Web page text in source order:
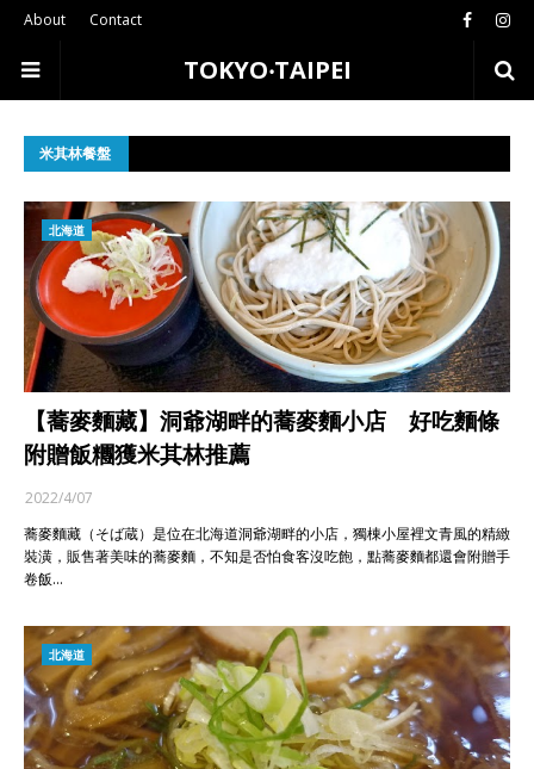
About Contact
TOKYO‧TAIPEI
米其林餐盤
北海道
【蕎麥麵藏】洞爺湖畔的蕎麥麵小店 好吃麵條
附贈飯糰獲米其林推薦
2022/4/07
蕎麥麵藏（そば蔵）是位在北海道洞爺湖畔的小店，獨棟小屋裡文青風的精緻
裝潢，販售著美味的蕎麥麵，不知是否怕食客沒吃飽，點蕎麥麵都還會附贈手
卷飯…
北海道